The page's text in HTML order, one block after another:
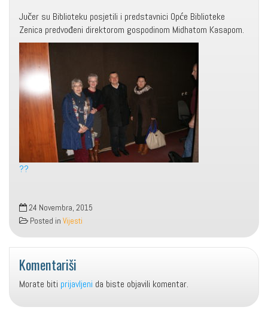
Jučer su Biblioteku posjetili i predstavnici Opće Biblioteke
Zenica predvođeni direktorom gospodinom Midhatom Kasapom.
??
24 Novembra, 2015
Posted in Vijesti
Komentariši
Morate biti prijavljeni da biste objavili komentar.